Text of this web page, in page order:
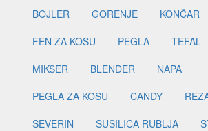
BOJLER
GORENJE
KONČAR
FEN ZA KOSU
PEGLA TEFAL
MIKSER
BLENDER
NAPA
PEGLA ZA KOSU
CANDY
SEVERIN
SUŠILICA RUBLJA